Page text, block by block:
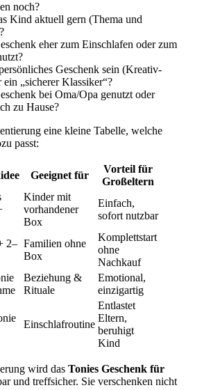
noch?
Kind aktuell gern (Thema und
eher zum Einschlafen oder zum
Geschenk sein (Kreativ-
ein „sicherer Klassiker“?
bei Oma/Opa genutzt oder
zu Hause?
eine kleine Tabelle, welche
passt:
Geeignet für
Vorteil für
Großeltern
Kinder mit
vorhandener
Box
Einfach,
sofort nutzbar
2– Familien ohne
Box
Komplettstart
ohne
Nachkauf
Beziehung &
Rituale
Emotional,
einzigartig
Einschlafroutine
Entlastet
Eltern,
beruhigt
Kind
wird das Tonies Geschenk für
und treffsicher. Sie verschenken nicht